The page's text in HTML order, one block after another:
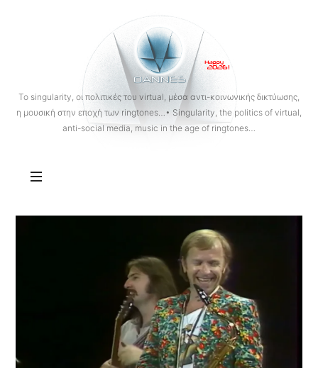
OANNES
To singularity, οι πολιτικές του virtual, μέσα αντι-κοινωνικής δικτύωσης,
η μουσική στην εποχή των ringtones…• Singularity, the politics of virtual,
anti-social media, music in the age of ringtones…